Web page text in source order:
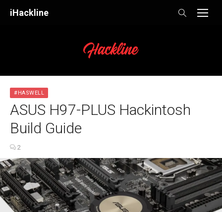
iHackline
#HASWELL
ASUS H97-PLUS Hackintosh
Build Guide
2